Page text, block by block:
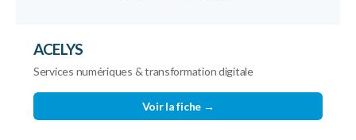
ACELYS
Services numériques & transformation digitale
Voir la fiche →